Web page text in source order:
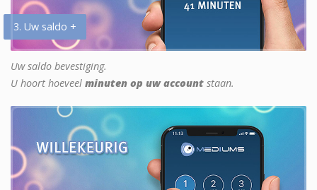
3. Uw saldo +
Uw saldo bevestiging.
U hoort hoeveel minuten op uw account staan.